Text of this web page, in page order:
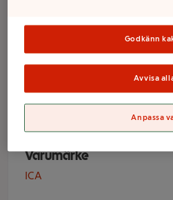
26x31 cm
Varumärke
ICA
Godkänn
Avvisa
Anpassa